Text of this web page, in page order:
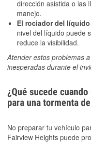
dirección asistida o las
manejo.
El rociador del
nivel del líquido puede
reduce la visibilidad.
Atender estos problemas
inesperadas durante el
¿Qué sucede
para una tormenta
No preparar tu vehículo
Fairview Heights puede